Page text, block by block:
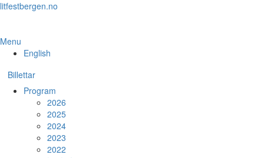
Skip
content
litfestbergen.no
Menu
English
Billettar
Program
2026
2025
2024
2023
2022